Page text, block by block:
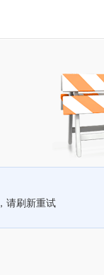
请刷新重试